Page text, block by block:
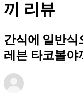
끼 리뷰
간식에 일반식
레븐 타코볼야